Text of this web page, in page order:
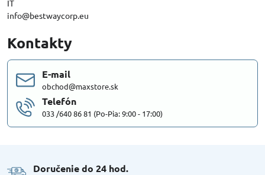
IT
info@bestwaycorp.eu
Kontakty
E-mail
obchod@maxstore.sk
Telefón
033 /640 86 81 (Po-Pia: 9:00 - 17:00)
Doručenie do 24 hod​.